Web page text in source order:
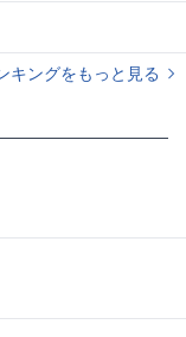
キングをもっと見る